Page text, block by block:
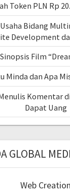
Token PLN Rp
Bidang
Development
Sinopsis Film
Minda dan Apa
Komentar
Dapat Uang
GLOBAL
Web Creation